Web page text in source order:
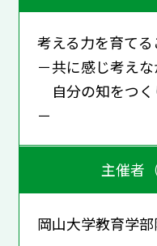
考える力を育て
－共に感じ考えな
自分の知をつく
－
主催者
岡山大学教育学